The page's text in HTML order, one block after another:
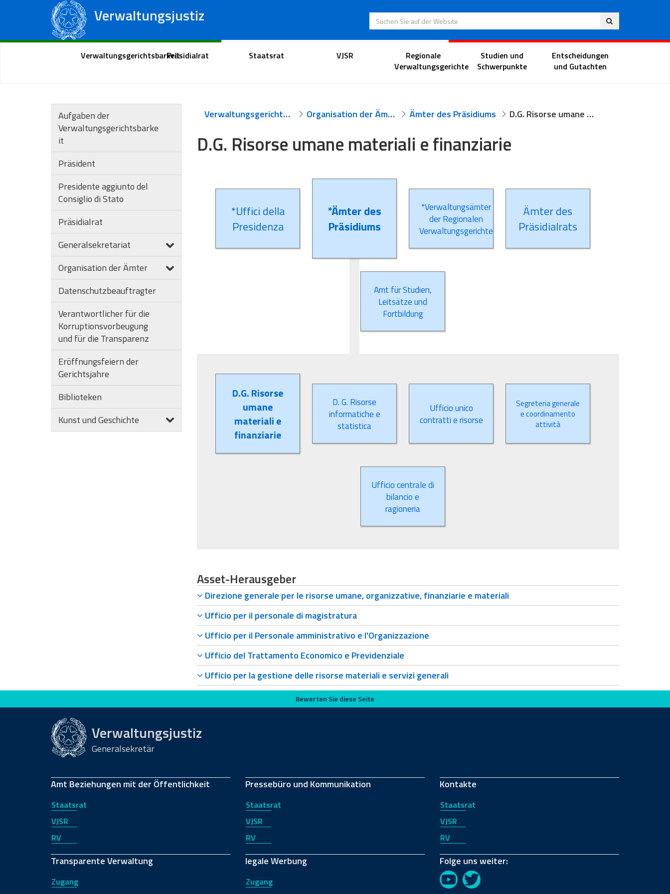
Verwaltungsjustiz
Regionale Verwaltungsgerichte
Deu
Suchen Sie auf der Website
Portal des Bürgers Anwaltsportal Richterportal
VerwaltungsgerichtsbarkeitPräsidialrat Staatsrat VJSR
Regionale
Verwaltungsgerichte
Studien und
Schwerpunkte
Entscheidungen
und Gutachten
Aufgaben der
Verwaltungsgerichtsbarke
it
Präsident
Presidente aggiunto del
Consiglio di Stato
Präsidialrat
Generalsekretariat
Organisation der Ämter
Datenschutzbeauftragter
Verantwortlicher für die
Korruptionsvorbeugung
und für die Transparenz
Eröffnungsfeiern der
Gerichtsjahre
Biblioteken
Kunst und Geschichte
Verwaltungsgerichtsbarkeit Organisation der Ämter Ämter des Präsidiums D.G. Risorse umane materiali e finanziarie
D.G. Risorse umane materiali e finanziarie
*Uffici della
Presidenza
*Ämter des
Präsidiums
D.G. Risorse
umane
materiali e
finanziarie
D. G. Risorse
informatiche e
statistica
Ufficio unico
contratti e risorse
Segreteria generale
e coordinamento
attività
Ufficio centrale di
bilancio e
ragioneria
*Verwaltungsämter
der Regionalen
Verwaltungsgerichte
Ämter des
Präsidialrats
Amt für Studien,
Leitsätze und
Fortbildung
Asset-Herausgeber
Direzione generale per le risorse umane, organizzative, finanziarie e materiali
Ufficio per il personale di magistratura
Ufficio per il Personale amministrativo e l'Organizzazione
Ufficio del Trattamento Economico e Previdenziale
Ufficio per la gestione delle risorse materiali e servizi generali
Bewerten Sie diese Seite Bewerten Sie diese Seite
Verwaltungsjustiz
Generalsekretär
Amt Beziehungen mit der Öffentlichkeit
Staatsrat
VJSR
RV
Transparente Verwaltung
Zugang
Pressebüro und Kommunikation
Staatsrat
VJSR
RV
legale Werbung
Zugang
Kontakte
Staatsrat
VJSR
RV
Folge uns weiter:
YouTubeTwitter